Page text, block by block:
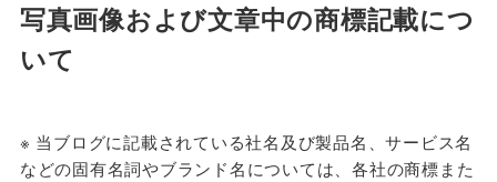
写真画像および文章中の商標記載につ
いて
※ 当ブログに記載されている社名及び製品名、サービス名
などの固有名詞やブランド名については、各社の商標また